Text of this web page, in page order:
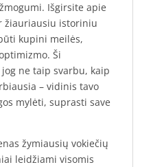
Išgirsite apie
žiauriausiu istoriniu
kupini meilės,
Ši
ne taip svarbu, kaip
– vidinis tavo
mylėti, suprasti save
žymiausių vokiečių
leidžiami visomis